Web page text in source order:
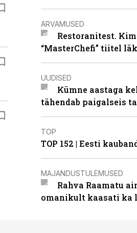
ARVAMUSED
Restoranitest.
“MasterChefi” tiitel
UUDISED
Kümne aastaga
tähendab paigalseis
TOP
TOP 152 | Eesti
MAJANDUSTULEMUSED
Rahva Raamatu
omanikult kaasati ka